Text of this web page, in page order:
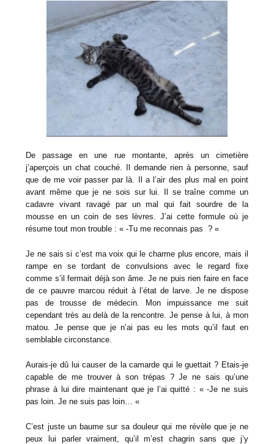
De passage en une rue montante, après un cimetière
j’aperçois un chat couché. Il demande rien à personne, sauf
que de me voir passer par là. Il a l’air des plus mal en point
avant même que je ne sois sur lui. Il se traîne comme un
cadavre vivant ravagé par un mal qui fait sourdre de la
mousse en un coin de ses lèvres. J’ai cette formule où je
résume tout mon trouble : « -Tu me reconnais pas ? «
Je ne sais si c’est ma voix qui le charme plus encore, mais il
rampe en se tordant de convulsions avec le regard fixe
comme s’il fermait déjà son âme. Je ne puis rien faire en face
de ce pauvre marcou réduit à l’état de larve. Je ne dispose
pas de trousse de médecin. Mon impuissance me suit
cependant très au delà de la rencontre. Je pense à lui, à mon
matou. Je pense que je n’ai pas eu les mots qu’il faut en
semblable circonstance.
Aurais-je dû lui causer de la camarde qui le guettait ? Etais-je
capable de me trouver à son trépas ? Je ne sais qu’une
phrase à lui dire maintenant que je l’ai quitté : « -Je ne suis
pas loin. Je ne suis pas loin… «
C’est juste un baume sur sa douleur qui me révèle que je ne
peux lui parler vraiment, qu’il m’est chagrin sans que j’y